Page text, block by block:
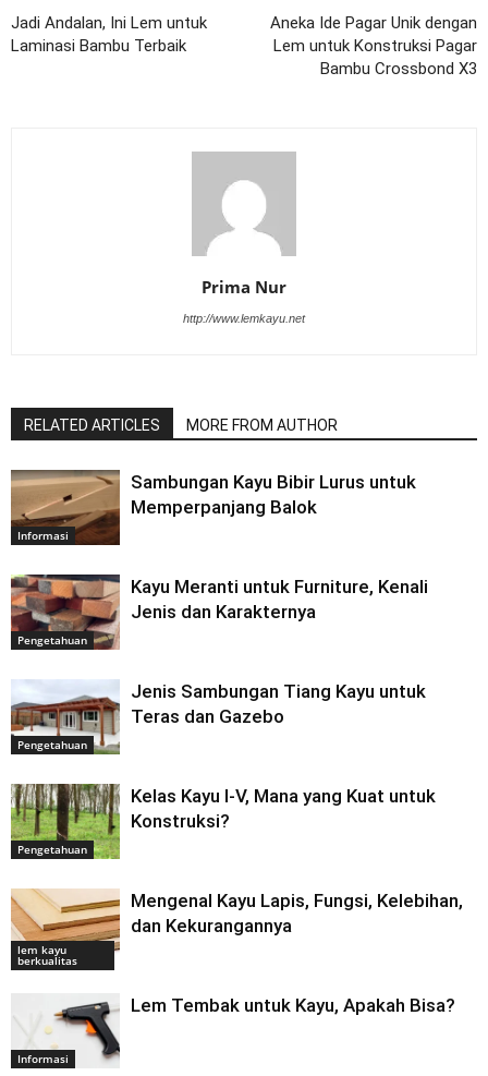
Jadi Andalan, Ini Lem untuk
Laminasi Bambu Terbaik
Aneka Ide Pagar Unik dengan
Lem untuk Konstruksi Pagar
Bambu Crossbond X3
Prima Nur
http://www.lemkayu.net
RELATED ARTICLES MORE FROM AUTHOR
Informasi
Sambungan Kayu Bibir Lurus untuk
Memperpanjang Balok
Pengetahuan
Kayu Meranti untuk Furniture, Kenali
Jenis dan Karakternya
Pengetahuan
Jenis Sambungan Tiang Kayu untuk
Teras dan Gazebo
Pengetahuan
Kelas Kayu I-V, Mana yang Kuat untuk
Konstruksi?
lem kayu
berkualitas
Mengenal Kayu Lapis, Fungsi, Kelebihan,
dan Kekurangannya
Informasi
Lem Tembak untuk Kayu, Apakah Bisa?